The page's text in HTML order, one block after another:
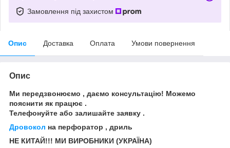
Замовлення під захистом
Опис Доставка Оплата Умови повернення
Опис
Ми передзвонюємо , даємо консультацію! Можемо
пояснити як працює .
Телефонуйте або залишайте заявку .
Дровокол на перфоратор , дриль
НЕ КИТАЙ!!! МИ ВИРОБНИКИ (УКРАЇНА)